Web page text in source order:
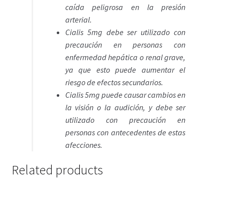
caída peligrosa en la presión
arterial.
Cialis 5mg debe ser utilizado con
precaución en personas con
enfermedad hepática o renal grave,
ya que esto puede aumentar el
riesgo de efectos secundarios.
Cialis 5mg puede causar cambios en
la visión o la audición, y debe ser
utilizado con precaución en
personas con antecedentes de estas
afecciones.
Related products